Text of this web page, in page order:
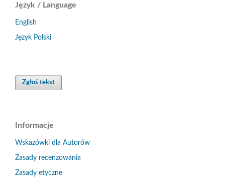
Język / Language
English
Język Polski
Zgłoś tekst
Informacje
Wskazówki dla Autorów
Zasady recenzowania
Zasady etyczne